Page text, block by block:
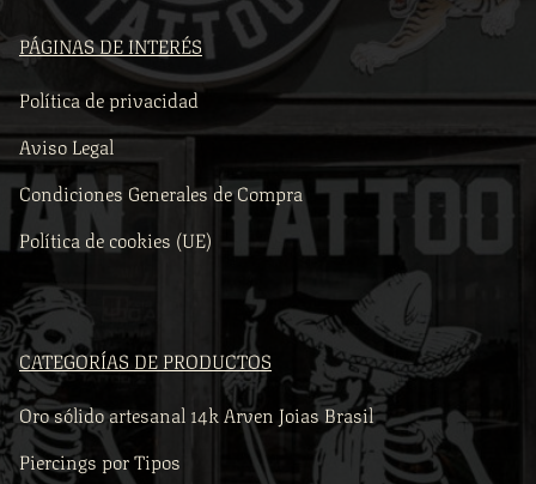
PÁGINAS DE INTERÉS
Política de privacidad
Aviso Legal
Condiciones Generales de Compra
Política de cookies (UE)
CATEGORÍAS DE PRODUCTOS
Oro sólido artesanal 14k Arven Joias Brasil
Piercings por Tipos